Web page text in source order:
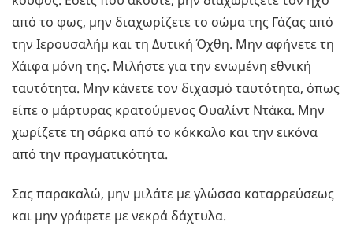
από το φως, μην διαχωρίζετε το σώμα της Γάζας από
την Ιερουσαλήμ και τη Δυτική Όχθη. Μην αφήνετε τη
Χάιφα μόνη της. Μιλήστε για την ενωμένη εθνική
ταυτότητα. Μην κάνετε τον διχασμό ταυτότητα, όπως
είπε ο μάρτυρας κρατούμενος Ουαλίντ Ντάκα. Μην
χωρίζετε τη σάρκα από το κόκκαλο και την εικόνα
από την πραγματικότητα.
Σας παρακαλώ, μην μιλάτε με γλώσσα καταρρεύσεως
και μην γράφετε με νεκρά δάχτυλα.